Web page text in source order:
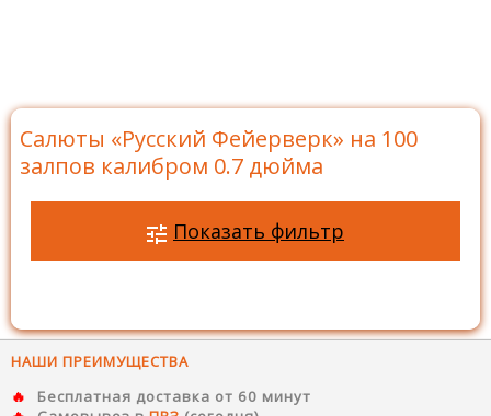
Салюты «Русский Фейерверк» на 100
залпов калибром 0.7 дюйма
Показать фильтр
НАШИ ПРЕИМУЩЕСТВА
Бесплатная доставка от 60 минут